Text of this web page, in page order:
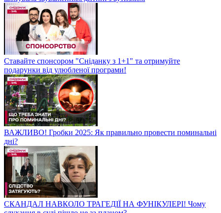
Ставайте спонсором "Сніданку з 1+1" та отримуйте
подарунки від улюбленої програми!
ВАЖЛИВО! Гробки 2025: Як правильно провести поминальні
дні?
СКАНДАЛ НАВКОЛО ТРАГЕДІЇ НА ФУНІКУЛЕРІ! Чому